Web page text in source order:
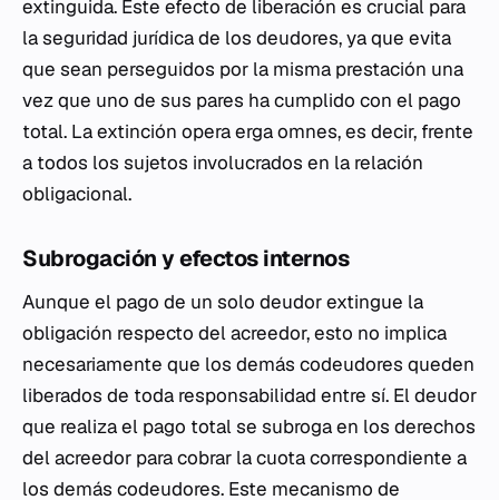
extinguida. Este efecto de liberación es crucial para
la seguridad jurídica de los deudores, ya que evita
que sean perseguidos por la misma prestación una
vez que uno de sus pares ha cumplido con el pago
total. La extinción opera erga omnes, es decir, frente
a todos los sujetos involucrados en la relación
obligacional.
Subrogación y efectos internos
Aunque el pago de un solo deudor extingue la
obligación respecto del acreedor, esto no implica
necesariamente que los demás codeudores queden
liberados de toda responsabilidad entre sí. El deudor
que realiza el pago total se subroga en los derechos
del acreedor para cobrar la cuota correspondiente a
los demás codeudores. Este mecanismo de